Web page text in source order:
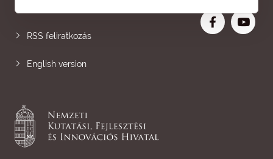
RSS feliratkozás
English version